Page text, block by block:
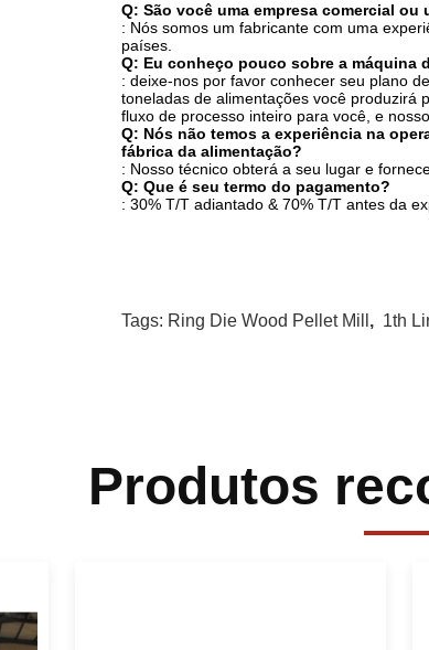
Q: São você uma empresa comercial ou
: Nós somos um fabricante com uma
países.
Q: Eu conheço pouco sobre a máquina
: deixe-nos por favor conhecer seu plano
toneladas de alimentações você produzirá
fluxo de processo inteiro para você, e
Q: Nós não temos a experiência na
fábrica da alimentação?
: Nosso técnico obterá a seu lugar e
Q: Que é seu termo do pagamento?
: 30% T/T adiantado & 70% T/T antes da
Tags: Ring Die Wood Pellet Mill , 1th
Produtos